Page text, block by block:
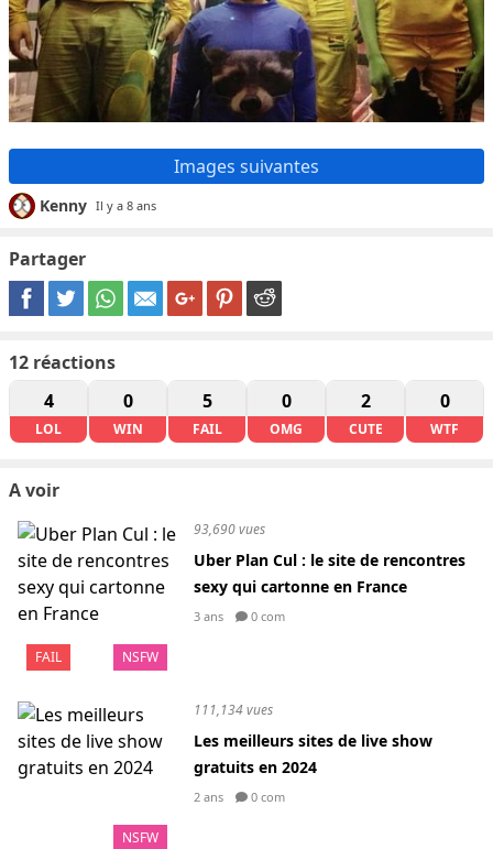
Images suivantes
Kenny Il y a 8 ans
Partager
12 réactions
4
LOL
0
WIN
5
FAIL
0
OMG
2
CUTE
0
WTF
A voir
FAIL NSFW
93,690 vues
Uber Plan Cul : le site de rencontres
sexy qui cartonne en France
3 ans 0 com
NSFW
111,134 vues
Les meilleurs sites de live show
gratuits en 2024
2 ans 0 com